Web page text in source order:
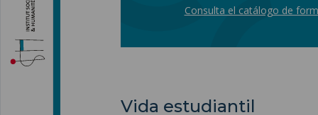
Consulta el catálogo de
Vida estudiantil